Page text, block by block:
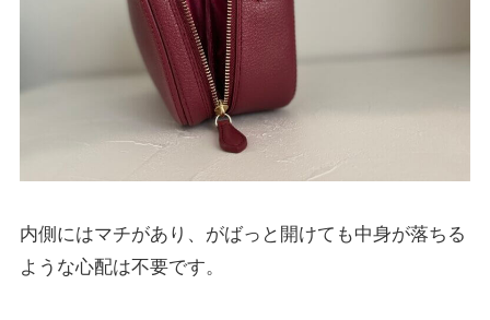
内側にはマチがあり、がばっと開けても中身が落ちる
ような心配は不要です。